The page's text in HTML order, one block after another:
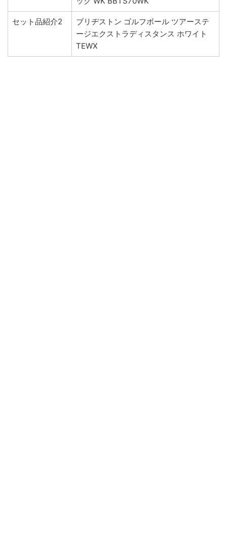
セット品紹介2
ブリヂストン ゴルフボール ツアーステ
ージエクストラディスタンス ホワイト
TEWX